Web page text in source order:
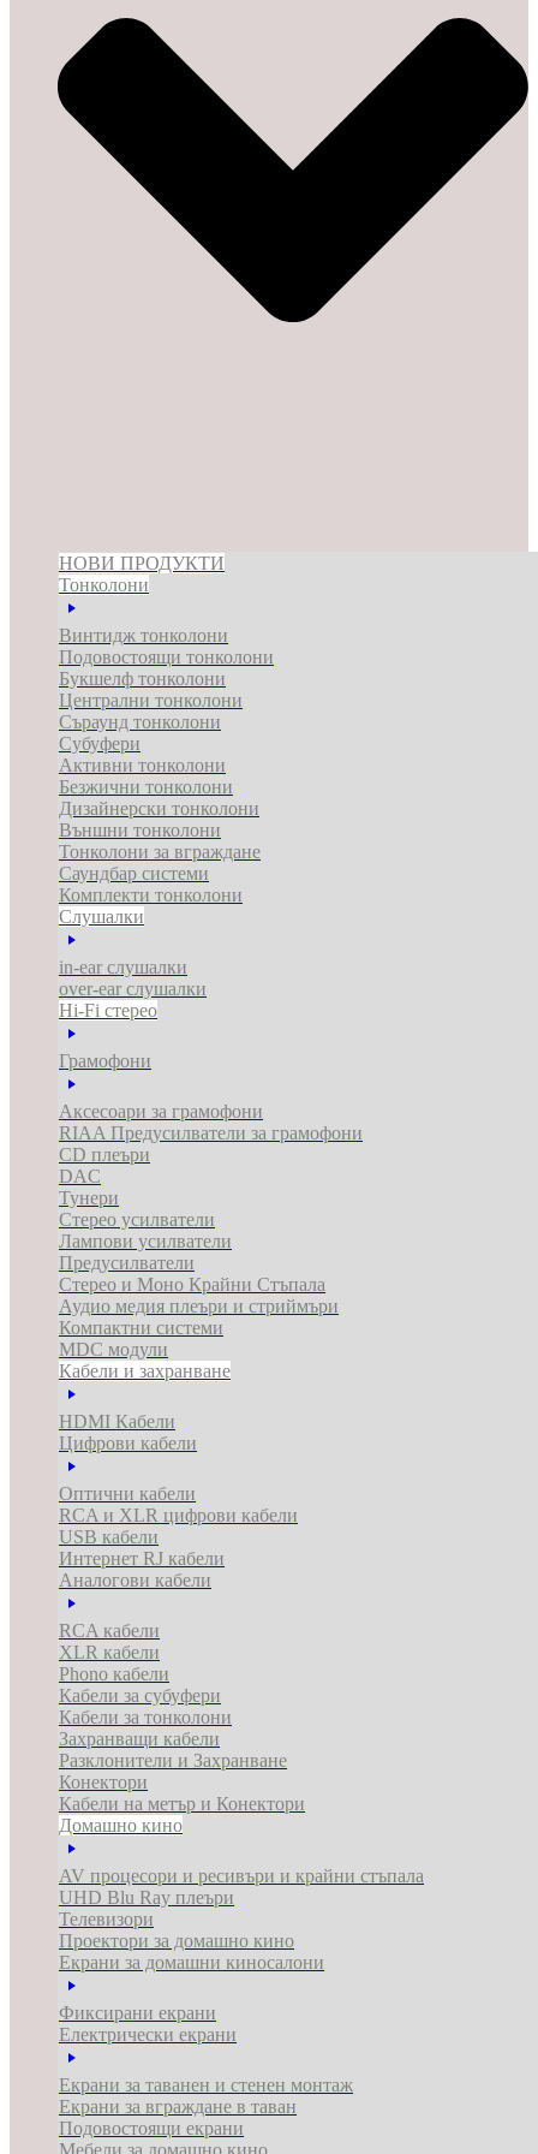
НОВИ ПРОДУКТИ
Тонколони
Винтидж тонколони
Подовостоящи тонколони
Букшелф тонколони
Централни тонколони
Съраунд тонколони
Субуфери
Активни тонколони
Безжични тонколони
Дизайнерски тонколони
Външни тонколони
Тонколони за вграждане
Саундбар системи
Комплекти тонколони
Слушалки
in-ear слушалки
over-ear слушалки
Hi-Fi стерео
Грамофони
Аксесоари за грамофони
RIAA Предусилватели за грамофони
CD плеъри
DAC
Тунери
Стерео усилватели
Лампови усилватели
Предусилватели
Стерео и Моно Крайни Стъпала
Аудио медия плеъри и стриймъри
Компактни системи
MDC модули
Кабели и захранване
HDMI Кабели
Цифрови кабели
Оптични кабели
RCA и XLR цифрови кабели
USB кабели
Интернет RJ кабели
Аналогови кабели
RCA кабели
XLR кабели
Phono кабели
Кабели за субуфери
Кабели за тонколони
Захранващи кабели
Разклонители и Захранване
Конектори
Кабели на метър и Конектори
Домашно кино
AV процесори и ресивъри и крайни стъпала
UHD Blu Ray плеъри
Телевизори
Проектори за домашно кино
Екрани за домашни киносалони
Фиксирани екрани
Електрически екрани
Екрани за таванен и стенен монтаж
Екрани за вграждане в таван
Подовостоящи екрани